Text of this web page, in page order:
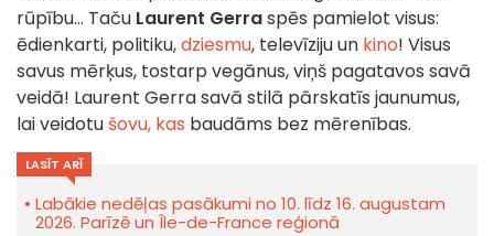
rūpību... Taču Laurent Gerraspēs pamielot visus:
ēdienkarti, politiku,dziesmu, televīziju un kino! Visus
savus mērķus, tostarp vegānus, viņš pagatavos savā
veidā! Laurent Gerra savā stilā pārskatīs jaunumus,
lai veidotu šovu, kas baudāms bez mērenības.
LASĪT ARĪ
Labākie nedēļas pasākumi no 10. līdz 16. augustam
2026. Parīzē un Île-de-France reģionā